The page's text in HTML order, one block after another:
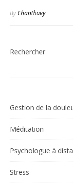
ByChanthavy
Rechercher
Gestion de la
Méditation
Psychologue à
Stress